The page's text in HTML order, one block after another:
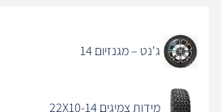
ג'נט – מגנזיום 14
מידות צמיגים 22X10-14